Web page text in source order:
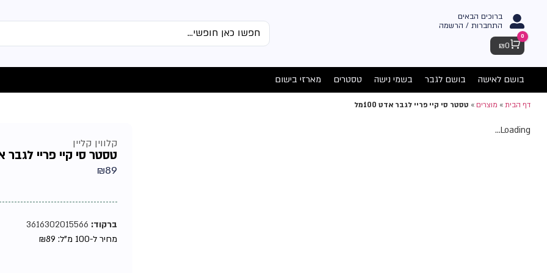
ברוכים הבאים
התחברות / הרשמה
Cart
0
₪0
בושם לאישה בושם לגבר בשמי נישה טסטרים מארזי בישום
דף הבית» מוצרים» טסטר סי קיי פריי לגבר אדט 100מל
Loading...
קלווין קליין
טסטר סי קיי פריי לגבר אדט
₪89
ברקוד:
מחיר ל-100 מ"ל:
₪89